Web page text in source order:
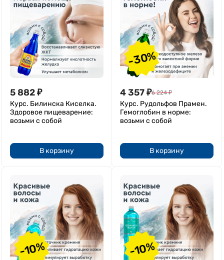
5 882₽
Курс. Билинска Киселка.
Здоровое пищеварение:
возьми с собой
В корзину
-30%
4 357₽6 224 ₽
Курс. Рудольфов Прамен.
Гемоглобин в норме:
возьми с собой
В корзину
-10% -10%